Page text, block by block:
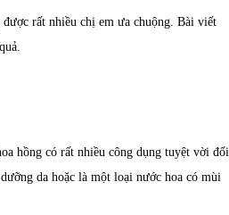
rất nhiều chị em ưa chuộng. Bài viết
hồng có rất nhiều công dụng tuyệt vời đối
da hoặc là một loại nước hoa có mùi